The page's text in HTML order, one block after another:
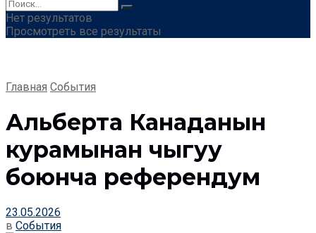
Нет результатов
Просмотреть все результаты
Главная События
Альберта Канаданын
курамынан чыгуу
боюнча референдум
23.05.2026
в События